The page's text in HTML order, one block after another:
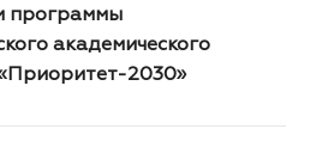
программы
академического
2030»